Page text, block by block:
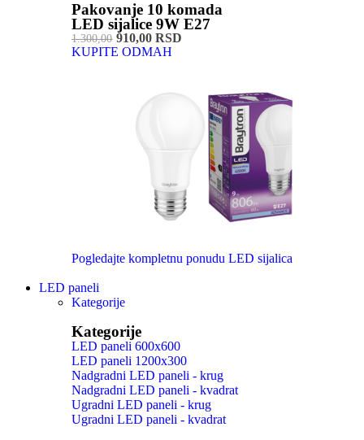
Pakovanje 10 komada
LED sijalice 9W E27
1.300,00910,00 RSD
KUPITE ODMAH
Pogledajte kompletnu ponudu LED sijalica
LED paneli
Kategorije
Kategorije
LED paneli 600x600
LED paneli 1200x300
Nadgradni LED paneli - krug
Nadgradni LED paneli - kvadrat
Ugradni LED paneli - krug
Ugradni LED paneli - kvadrat